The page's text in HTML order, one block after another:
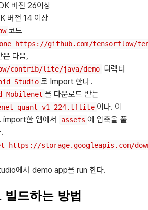
버전 26이상
버전 14 이상
코드
https://github.com/tensorflow/
은 다음,
contrib/lite/java/demo 디렉터
Studio 로 Import 한다.
Mobilenet 을 다운로드 받는
quant_v1_224.tflite 이다. 이
import한 앱에서
assets 에 압축을 풀
https://storage.googleapis.com/
에서 demo app을 run 한다.
빌드하는 방법